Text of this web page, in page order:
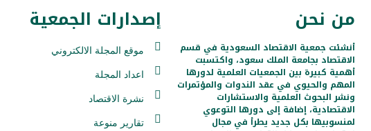
من نحن
أنشئت جمعية الاقتصاد السعودية في قسم
الاقتصاد بجامعة الملك سعود، واكتسبت
أهمية كبيرة بين الجمعيات العلمية لدورها
المهم والحيوي في عقد الندوات والمؤتمرات
ونشر البحوث العلمية والاستشارات
الاقتصادية، إضافة إلى دورها التوعوي
لمنسوبيها بكل جديد يطرأ في مجال
إصدارات الجمعية
موقع المجلة الالكتروني
اعداد المجلة
نشرة الاقتصاد
تقارير منوعة